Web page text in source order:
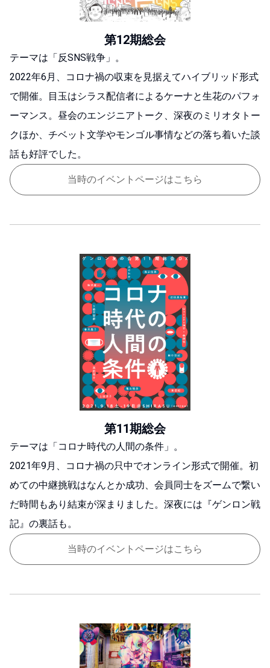
第12期総会
テーマは「反SNS戦争」。
2022年6月、コロナ禍の収束を見据えてハイブリッド形式
で開催。
目玉はシラス配信者によるケーナと生花のパフォ
ーマンス。 昼会のエンジニアトーク、深夜のミリオタトー
クほか、チベット文学やモンゴル事情などの落ち着いた談
話も好評でした。
当時のイベントページはこちら
第11期総会
テーマは「コロナ時代の人間の条件」。
2021年9月、コロナ禍の只中でオンライン形式で開催。 初
めての中継挑戦はなんとか成功、会員同士をズームで繋い
だ時間もあり結束が深まりました。 深夜には『ゲンロン戦
記』の裏話も。
当時のイベントページはこちら